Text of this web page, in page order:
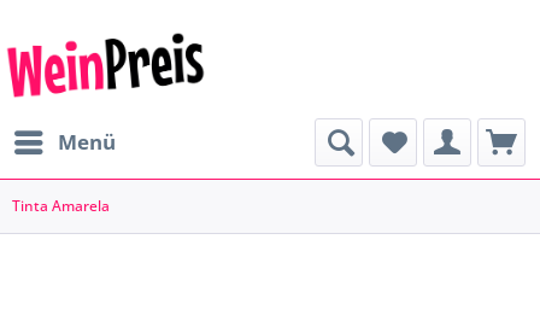
Menü
Tinta Amarela